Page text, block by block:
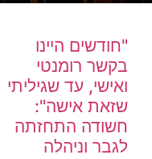
"חודשים היינו
בקשר רומנטי
ואישי, עד שגיליתי
שזאת אישה":
חשודה התחזתה
לגבר וניהלה